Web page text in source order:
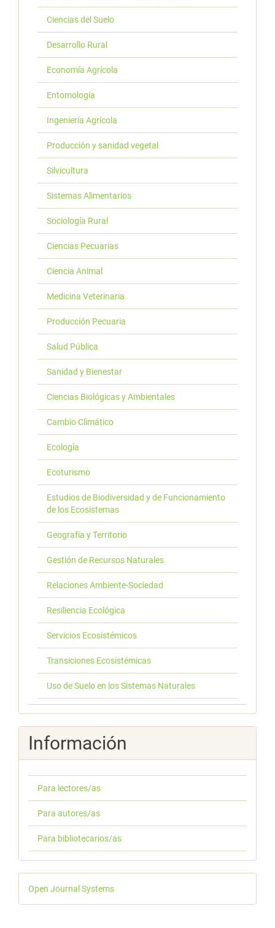
Ciencias del Suelo
Desarrollo Rural
Economía Agrícola
Entomología
Ingeniería Agrícola
Producción y sanidad vegetal
Silvicultura
Sistemas Alimentarios
Sociología Rural
Ciencias Pecuarias
Ciencia Animal
Medicina Veterinaria
Producción Pecuaria
Salud Pública
Sanidad y Bienestar
Ciencias Biológicas y Ambientales
Cambio Climático
Ecología
Ecoturismo
Estudios de Biodiversidad y de Funcionamiento
de los Ecosistemas
Geografía y Territorio
Gestión de Recursos Naturales
Relaciones Ambiente-Sociedad
Resiliencia Ecológica
Servicios Ecosistémicos
Transiciones Ecosistémicas
Uso de Suelo en los Sistemas Naturales
Información
Para lectores/as
Para autores/as
Para bibliotecarios/as
Desarrollado
por
Open Journal Systems